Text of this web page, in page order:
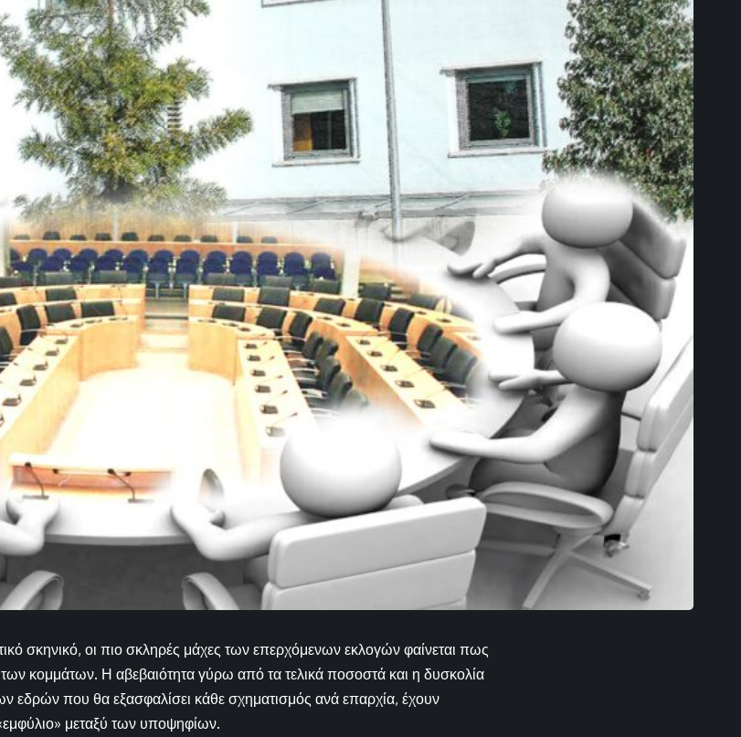
σκηνικό, οι πιο σκληρές μάχες των επερχόμενων εκλογών φαίνεται πως
των κομμάτων. Η αβεβαιότητα γύρω από τα τελικά ποσοστά και η δυσκολία
εδρών που θα εξασφαλίσει κάθε σχηματισμός ανά επαρχία, έχουν
μεταξύ των υποψηφίων.